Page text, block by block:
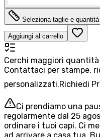
Seleziona taglie e quantità
Aggiungi al carrello
Cerchi maggiori
Contattaci per stampe,
personalizzati.Richiedi
Ci prendiamo una
regolarmente dal 25
ordinare i tuoi capi. Ci